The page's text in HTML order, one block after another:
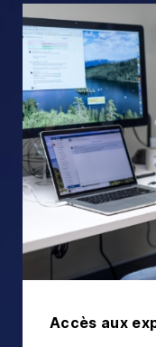
Accès aux